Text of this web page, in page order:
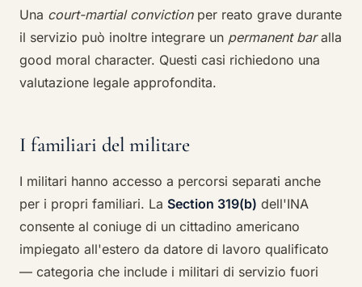
Una court-martial convictionper reato grave durante
il servizio può inoltre integrare un permanent baralla
good moral character. Questi casi richiedono una
valutazione legale approfondita.
I familiari del militare
I militari hanno accesso a percorsi separati anche
per i propri familiari. La Section 319(b) dell'INA
consente al coniuge di un cittadino americano
impiegato all'estero da datore di lavoro qualificato
— categoria che include i militari di servizio fuori